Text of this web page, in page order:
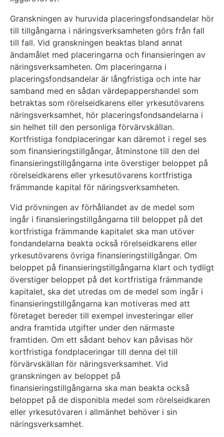
Granskningen av huruvida placeringsfondsandelar hör
till tillgångarna i näringsverksamheten görs från fall
till fall. Vid granskningen beaktas bland annat
ändamålet med placeringarna och finansieringen av
näringsverksamheten. Om placeringarna i
placeringsfondsandelar är långfristiga och inte har
samband med en sådan värdepappershandel som
betraktas som rörelseidkarens eller yrkesutövarens
näringsverksamhet, hör placeringsfondsandelarna i
sin helhet till den personliga förvärvskällan.
Kortfristiga fondplaceringar kan däremot i regel ses
som finansieringstillgångar, åtminstone till den del
finansieringstillgångarna inte överstiger beloppet på
rörelseidkarens eller yrkesutövarens kortfristiga
främmande kapital för näringsverksamheten.
Vid prövningen av förhållandet av de medel som
ingår i finansieringstillgångarna till beloppet på det
kortfristiga främmande kapitalet ska man utöver
fondandelarna beakta också rörelseidkarens eller
yrkesutövarens övriga finansieringstillgångar. Om
beloppet på finansieringstillgångarna klart och tydligt
överstiger beloppet på det kortfristiga främmande
kapitalet, ska det utredas om de medel som ingår i
finansieringstillgångarna kan motiveras med att
företaget bereder till exempel investeringar eller
andra framtida utgifter under den närmaste
framtiden. Om ett sådant behov kan påvisas hör
kortfristiga fondplaceringar till denna del till
förvärvskällan för näringsverksamhet. Vid
granskningen av beloppet på
finansieringstillgångarna ska man beakta också
beloppet på de disponibla medel som rörelseidkaren
eller yrkesutövaren i allmänhet behöver i sin
näringsverksamhet.